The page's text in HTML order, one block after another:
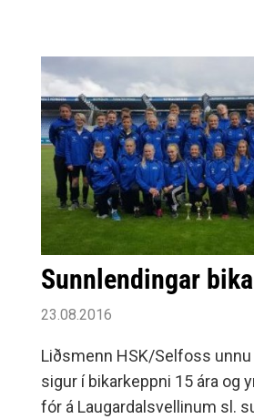
Sunnlendingar
23.08.2016
Liðsmenn HSK/Selfoss
sigur í bikarkeppni 15 ára og
fór á Laugardalsvellinum sl.